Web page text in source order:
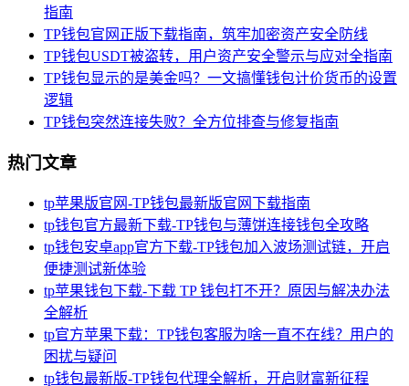
指南
TP钱包官网正版下载指南，筑牢加密资产安全防线
TP钱包USDT被盗转，用户资产安全警示与应对全指南
TP钱包显示的是美金吗？一文搞懂钱包计价货币的设置
逻辑
TP钱包突然连接失败？全方位排查与修复指南
热门文章
tp苹果版官网-TP钱包最新版官网下载指南
tp钱包官方最新下载-TP钱包与薄饼连接钱包全攻略
tp钱包安卓app官方下载-TP钱包加入波场测试链，开启
便捷测试新体验
tp苹果钱包下载-下载 TP 钱包打不开？原因与解决办法
全解析
tp官方苹果下载：TP钱包客服为啥一直不在线？用户的
困扰与疑问
tp钱包最新版-TP钱包代理全解析，开启财富新征程